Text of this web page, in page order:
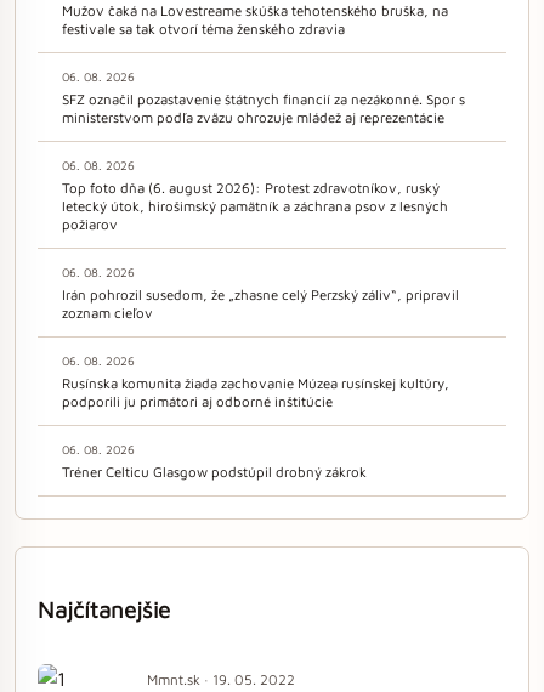
Mužov čaká na Lovestreame skúška tehotenského bruška, na
festivale sa tak otvorí téma ženského zdravia
06. 08. 2026
SFZ označil pozastavenie štátnych financií za nezákonné. Spor s
ministerstvom podľa zväzu ohrozuje mládež aj reprezentácie
06. 08. 2026
Top foto dňa (6. august 2026): Protest zdravotníkov, ruský
letecký útok, hirošimský pamätník a záchrana psov z lesných
požiarov
06. 08. 2026
Irán pohrozil susedom, že „zhasne celý Perzský záliv“, pripravil
zoznam cieľov
06. 08. 2026
Rusínska komunita žiada zachovanie Múzea rusínskej kultúry,
podporili ju primátori aj odborné inštitúcie
06. 08. 2026
Tréner Celticu Glasgow podstúpil drobný zákrok
Najčítanejšie
Mmnt.sk · 19. 05. 2022